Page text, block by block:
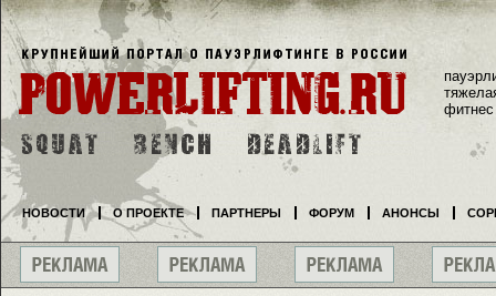
фитнес
НОВОСТИ О ПРОЕКТЕ ПАРТНЕРЫ ФОРУМ АНОНСЫ